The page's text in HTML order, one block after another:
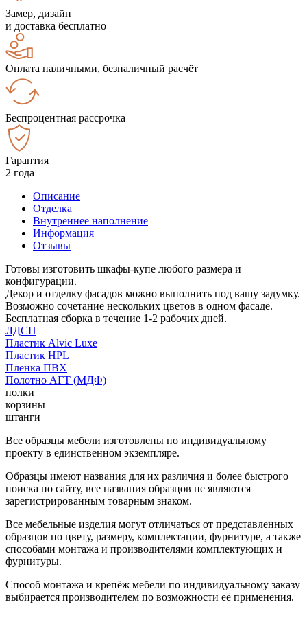
Замер, дизайн
и доставка бесплатно
Оплата наличными, безналичный расчёт
Беспроцентная рассрочка
Гарантия
2 года
Описание
Отделка
Внутреннее наполнение
Информация
Отзывы
Готовы изготовить шкафы-купе любого размера и
конфигурации.
Декор и отделку фасадов можно выполнить под вашу задумку.
Возможно сочетание нескольких цветов в одном фасаде.
Бесплатная сборка в течение 1-2 рабочих дней.
ЛДСП
Пластик Alvic Luxe
Пластик HPL
Пленка ПВХ
Полотно АГТ (МДФ)
полки
корзины
штанги
Все образцы мебели изготовлены по индивидуальному
проекту в единственном экземпляре.
Образцы имеют названия для их различия и более быстрого
поиска по сайту, все названия образцов не являются
зарегистрированным товарным знаком.
Все мебельные изделия могут отличаться от представленных
образцов по цвету, размеру, комплектации, фурнитуре, а также
способами монтажа и производителями комплектующих и
фурнитуры.
Способ монтажа и крепёж мебели по индивидуальному заказу
выбирается производителем по возможности её применения.